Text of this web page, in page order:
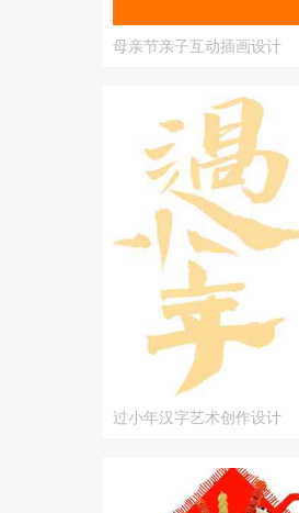
母亲节亲子互动插画设计
过小年汉字艺术创作设计